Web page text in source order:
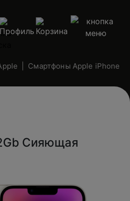
Смартфоны Apple iPhone
Сияющая